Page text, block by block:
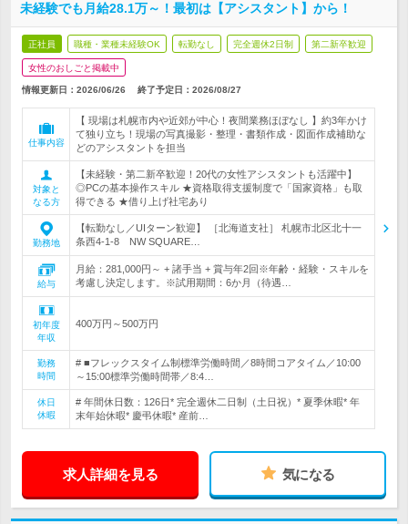
未経験でも月給28.1万～！最初は【アシスタント】から！
正社員 職種・業種未経験OK 転勤なし 完全週休2日制 第二新卒歓迎
女性のおしごと掲載中
情報更新日：2026/06/26 終了予定日： 2026/08/27
仕事内容
【 現場は札幌市内や近郊が中心！夜間業務ほぼなし 】約3年かけ
て独り立ち！現場の写真撮影・整理・書類作成・図面作成補助な
どのアシスタントを担当
対象と
なる方
【未経験・第二新卒歓迎！20代の女性アシスタントも活躍中】
◎PCの基本操作スキル ★資格取得支援制度で「国家資格」も取
得できる ★借り上げ社宅あり
勤務地
【転勤なし／UIターン歓迎】 ［北海道支社］ 札幌市北区北十一
条西4-1-8 NW SQUARE…
給与
月給：281,000円～ + 諸手当 + 賞与年2回※年齢・経験・スキルを
考慮し決定します。※試用期間：6か月（待遇…
初年度
年収
400万円～500万円
勤務
時間
# ■フレックスタイム制標準労働時間／8時間コアタイム／10:00
～15:00標準労働時間帯／8:4…
休日
休暇
# 年間休日数：126日* 完全週休二日制（土日祝）* 夏季休暇* 年
末年始休暇* 慶弔休暇* 産前…
求人詳細を見る 気になる